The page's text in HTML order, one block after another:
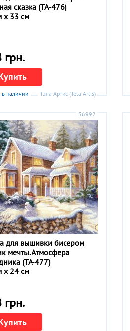
сказка (ТА-476)
x 33 см
грн.
в наличии Тэла Артис (Tela Artis)
56992
для вышивки бисером
мечты. Атмосфера
(ТА-477)
x 24 см
грн.